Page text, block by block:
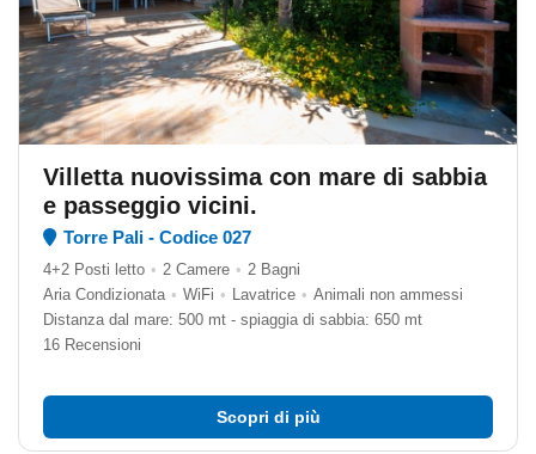
Villetta nuovissima con mare di sabbia
e passeggio vicini.
Torre Pali - Codice 027
4+2 Posti letto • 2 Camere • 2 Bagni
Aria Condizionata • WiFi • Lavatrice • Animali non ammessi
Distanza dal mare: 500 mt - spiaggia di sabbia: 650 mt
16 Recensioni
Scopri di più